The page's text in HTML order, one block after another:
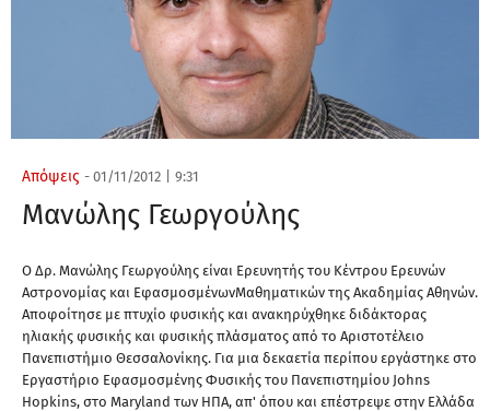
Απόψεις - 01/11/2012 9:31
Μανώλης Γεωργούλης
Ο Δρ. Μανώλης Γεωργούλης είναι Ερευνητής του Κέντρου Ερευνών
Αστρονομίας και ΕφασμοσμένωνΜαθηματικών της Ακαδημίας Αθηνών.
Αποφοίτησε με πτυχίο φυσικής και ανακηρύχθηκε διδάκτορας
ηλιακής φυσικής και φυσικής πλάσματος από το Αριστοτέλειο
Πανεπιστήμιο Θεσσαλονίκης. Για μια δεκαετία περίπου εργάστηκε στο
Εργαστήριο Εφασμοσμένης Φυσικής του Πανεπιστημίου Johns
Hopkins, στο Maryland των ΗΠΑ, απ' όπου και επέστρεψε στην Ελλάδα